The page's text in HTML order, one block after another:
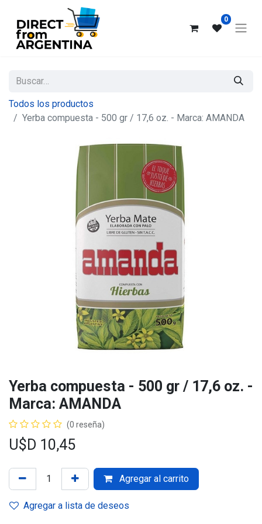
0
Todos los productos
Yerba compuesta - 500 gr / 17,6 oz. - Marca: AMANDA
Yerba compuesta - 500 gr / 17,6 oz. -
Marca: AMANDA
(0 reseña)
U$D 10,45
Agregar al carrito
Agregar a lista de deseos